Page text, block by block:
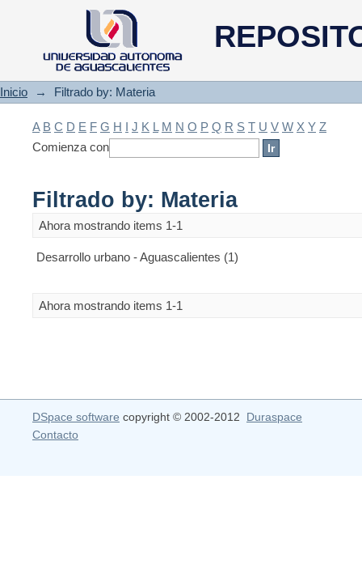
Filtrado by: Materia
Inicio → Filtrado by: Materia
A B C D E F G H I J K L M N O P Q R S T U V W X Y Z
Comienza con
Filtrado by: Materia
Ahora mostrando items 1-1
Desarrollo urbano - Aguascalientes (1)
Ahora mostrando items 1-1
DSpace software copyright © 2002-2012 Duraspace
Contacto